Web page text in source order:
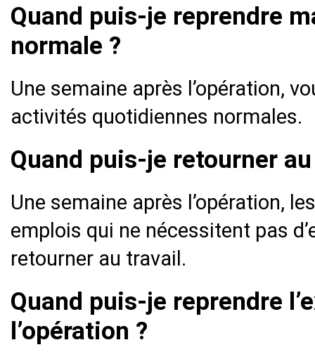
Quand puis-je reprendre
normale ?
Une semaine après l’opération,
activités quotidiennes normales.
Quand puis-je retourner
Une semaine après l’opération,
emplois qui ne nécessitent pas
retourner au travail.
Quand puis-je reprendre
l’opération ?